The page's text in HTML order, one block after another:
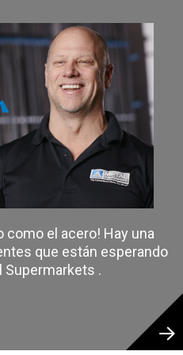
como el acero! Hay una
que están esperando
Supermarkets .